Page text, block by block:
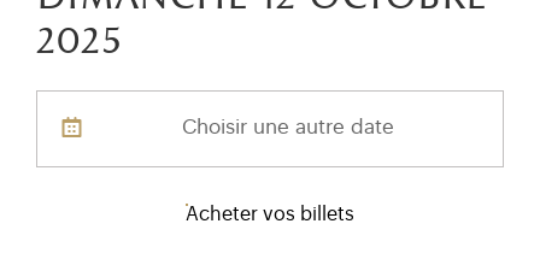
2025
Choisir une autre date
Acheter vos billets